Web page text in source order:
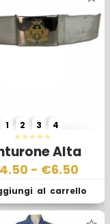
Alta
Uniforme
Italiana
1 2 3 4
4.50 - €6.50